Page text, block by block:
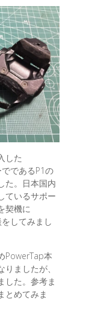
した
であるP1の
た。日本国内
ているサポー
契機に
してみまし
PowerTap本
ましたが、
した。参考ま
とめてみま